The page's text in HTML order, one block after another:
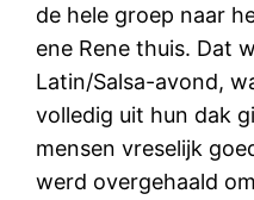
de hele groep naar
ene Rene thuis. Dat
Latin/Salsa-avond,
volledig uit hun dak
mensen vreselijk
werd overgehaald